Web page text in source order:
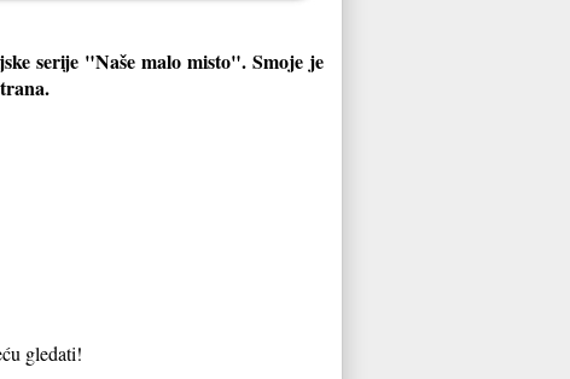
serije "Naše malo misto". Smoje je
gledati!